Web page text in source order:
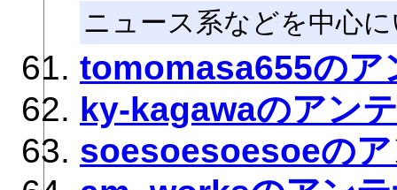
ニュース系などを中心
tomomasa655のア
ky-kagawaのアン
soesoesoesoeの